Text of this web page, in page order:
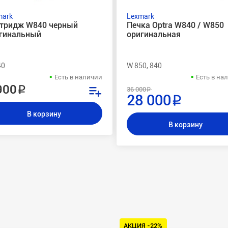
W840 черный
Есть в наличии
₽
В корзину
Lexmark
Печка Optra W840 / W850
оригинальная
W 850, 840
Есть в
36 000 ₽
28 000 ₽
В корзину
АКЦИЯ -22%